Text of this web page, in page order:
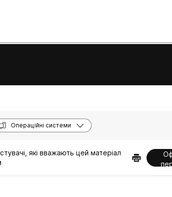
Операційні системи
які вважають цей матеріал